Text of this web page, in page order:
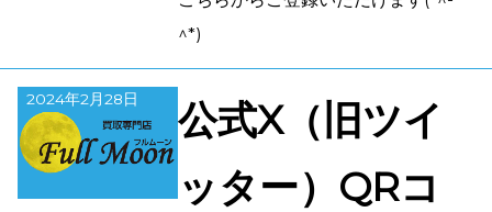
^*)
2024年2月28日
公式X（旧ツイ
ッター）QRコ